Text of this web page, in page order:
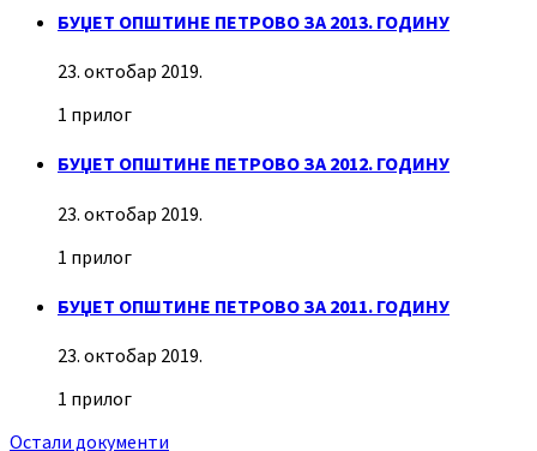
БУЏЕТ ОПШТИНЕ ПЕТРОВО ЗА 2013. ГОДИНУ
23. октобар 2019.
1 прилог
БУЏЕТ ОПШТИНЕ ПЕТРОВО ЗА 2012. ГОДИНУ
23. октобар 2019.
1 прилог
БУЏЕТ ОПШТИНЕ ПЕТРОВО ЗА 2011. ГОДИНУ
23. октобар 2019.
1 прилог
Остали документи